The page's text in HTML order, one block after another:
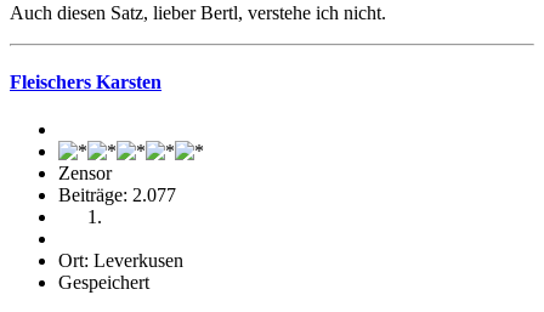
Auch diesen Satz, lieber Bertl, verstehe ich nicht.
Fleischers Karsten
Zensor
Beiträge: 2.077
Ort: Leverkusen
Gespeichert